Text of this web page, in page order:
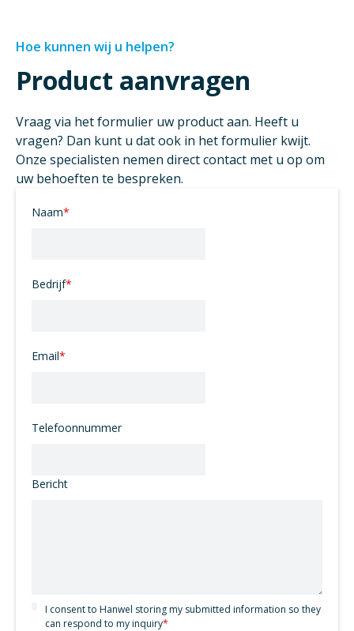
Naam*
Bedrijf*
Email*
Telefoonnummer
Bericht
I consent to Hanwel storing my submitted information so they
can respond to my inquiry*
Hoe kunnen wij u helpen?
Product aanvragen
Vraag via het formulier uw product aan. Heeft u
vragen? Dan kunt u dat ook in het formulier kwijt.
Onze specialisten nemen direct contact met u op om
uw behoeften te bespreken.